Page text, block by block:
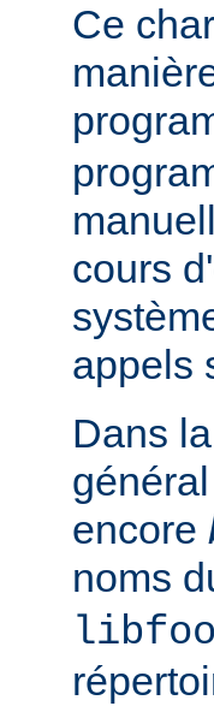
Ce
cours
appels
Dans
encore
noms